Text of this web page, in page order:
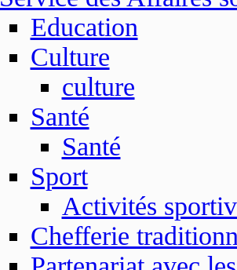
Education
Culture
culture
Santé
Santé
Sport
Activités
Chefferie